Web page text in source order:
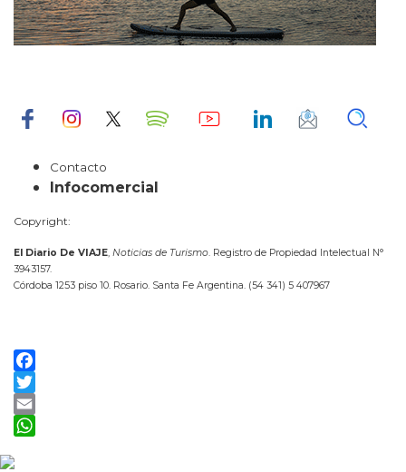
Contacto
Infocomercial
Copyright:
El Diario De VIAJE, Noticias de Turismo. Registro de Propiedad Intelectual N°
3943157.
Córdoba 1253 piso 10. Rosario. Santa Fe Argentina. (54 341) 5 407967
Facebook
Twitter
Email